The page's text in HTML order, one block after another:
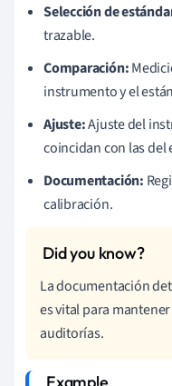
Selección de
trazable.
Comparación:
instrumento y el
Ajuste:Ajuste del
coincidan con las del
Documentación:
calibración.
La documentación
es vital para
auditorías.